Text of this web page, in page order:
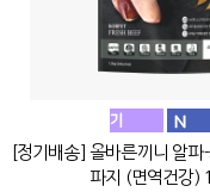
[정기배송] 올바른끼니 알
파지 (면역건강)